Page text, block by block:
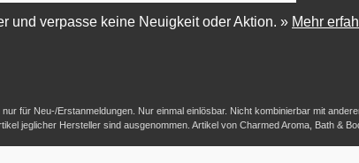
und verpasse keine Neuigkeit oder Aktion. » Mehr
für Neu-/Erstanmeldungen. Nur einmal einlösbar. Nicht kombinierbar mit
jeglicher Hersteller sind ausgenommen. Artikel von Charmed Aroma, Bath &